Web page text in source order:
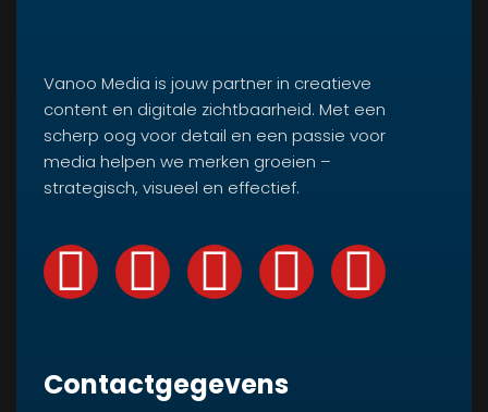
Vanoo Media is jouw partner in creatieve
content en digitale zichtbaarheid. Met een
scherp oog voor detail en een passie voor
media helpen we merken groeien –
strategisch, visueel en effectief.
Contactgegevens